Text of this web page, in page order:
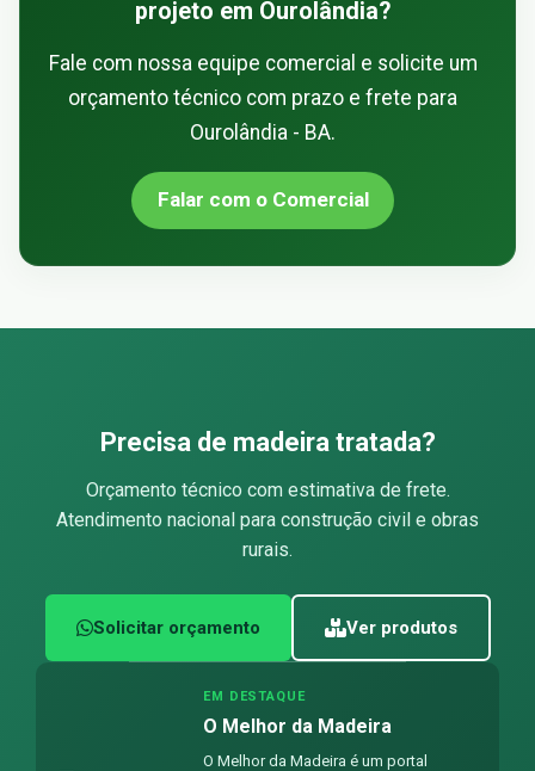
projeto em Ourolândia?
Fale com nossa equipe comercial e solicite um
orçamento técnico com prazo e frete para
Ourolândia - BA.
Falar com o Comercial
Precisa de madeira tratada?
Orçamento técnico com estimativa de frete.
Atendimento nacional para construção civil e obras
rurais.
Solicitar orçamento Ver produtos
EM DESTAQUE
O Melhor da Madeira
O Melhor da Madeira é um portal